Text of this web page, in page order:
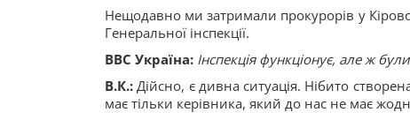
Нещодавно ми затримали прокурорів у
Генеральної інспекції.
ВВС Україна: Інспекція функціонує, але ж
В.К.: Дійсно, є дивна ситуація. Нібито
має тільки керівника, який до нас не має